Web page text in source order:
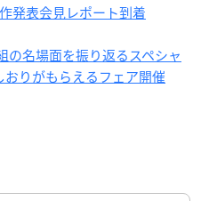
発表会見レポート到着
の名場面を振り返るスペシャ
りがもらえるフェア開催